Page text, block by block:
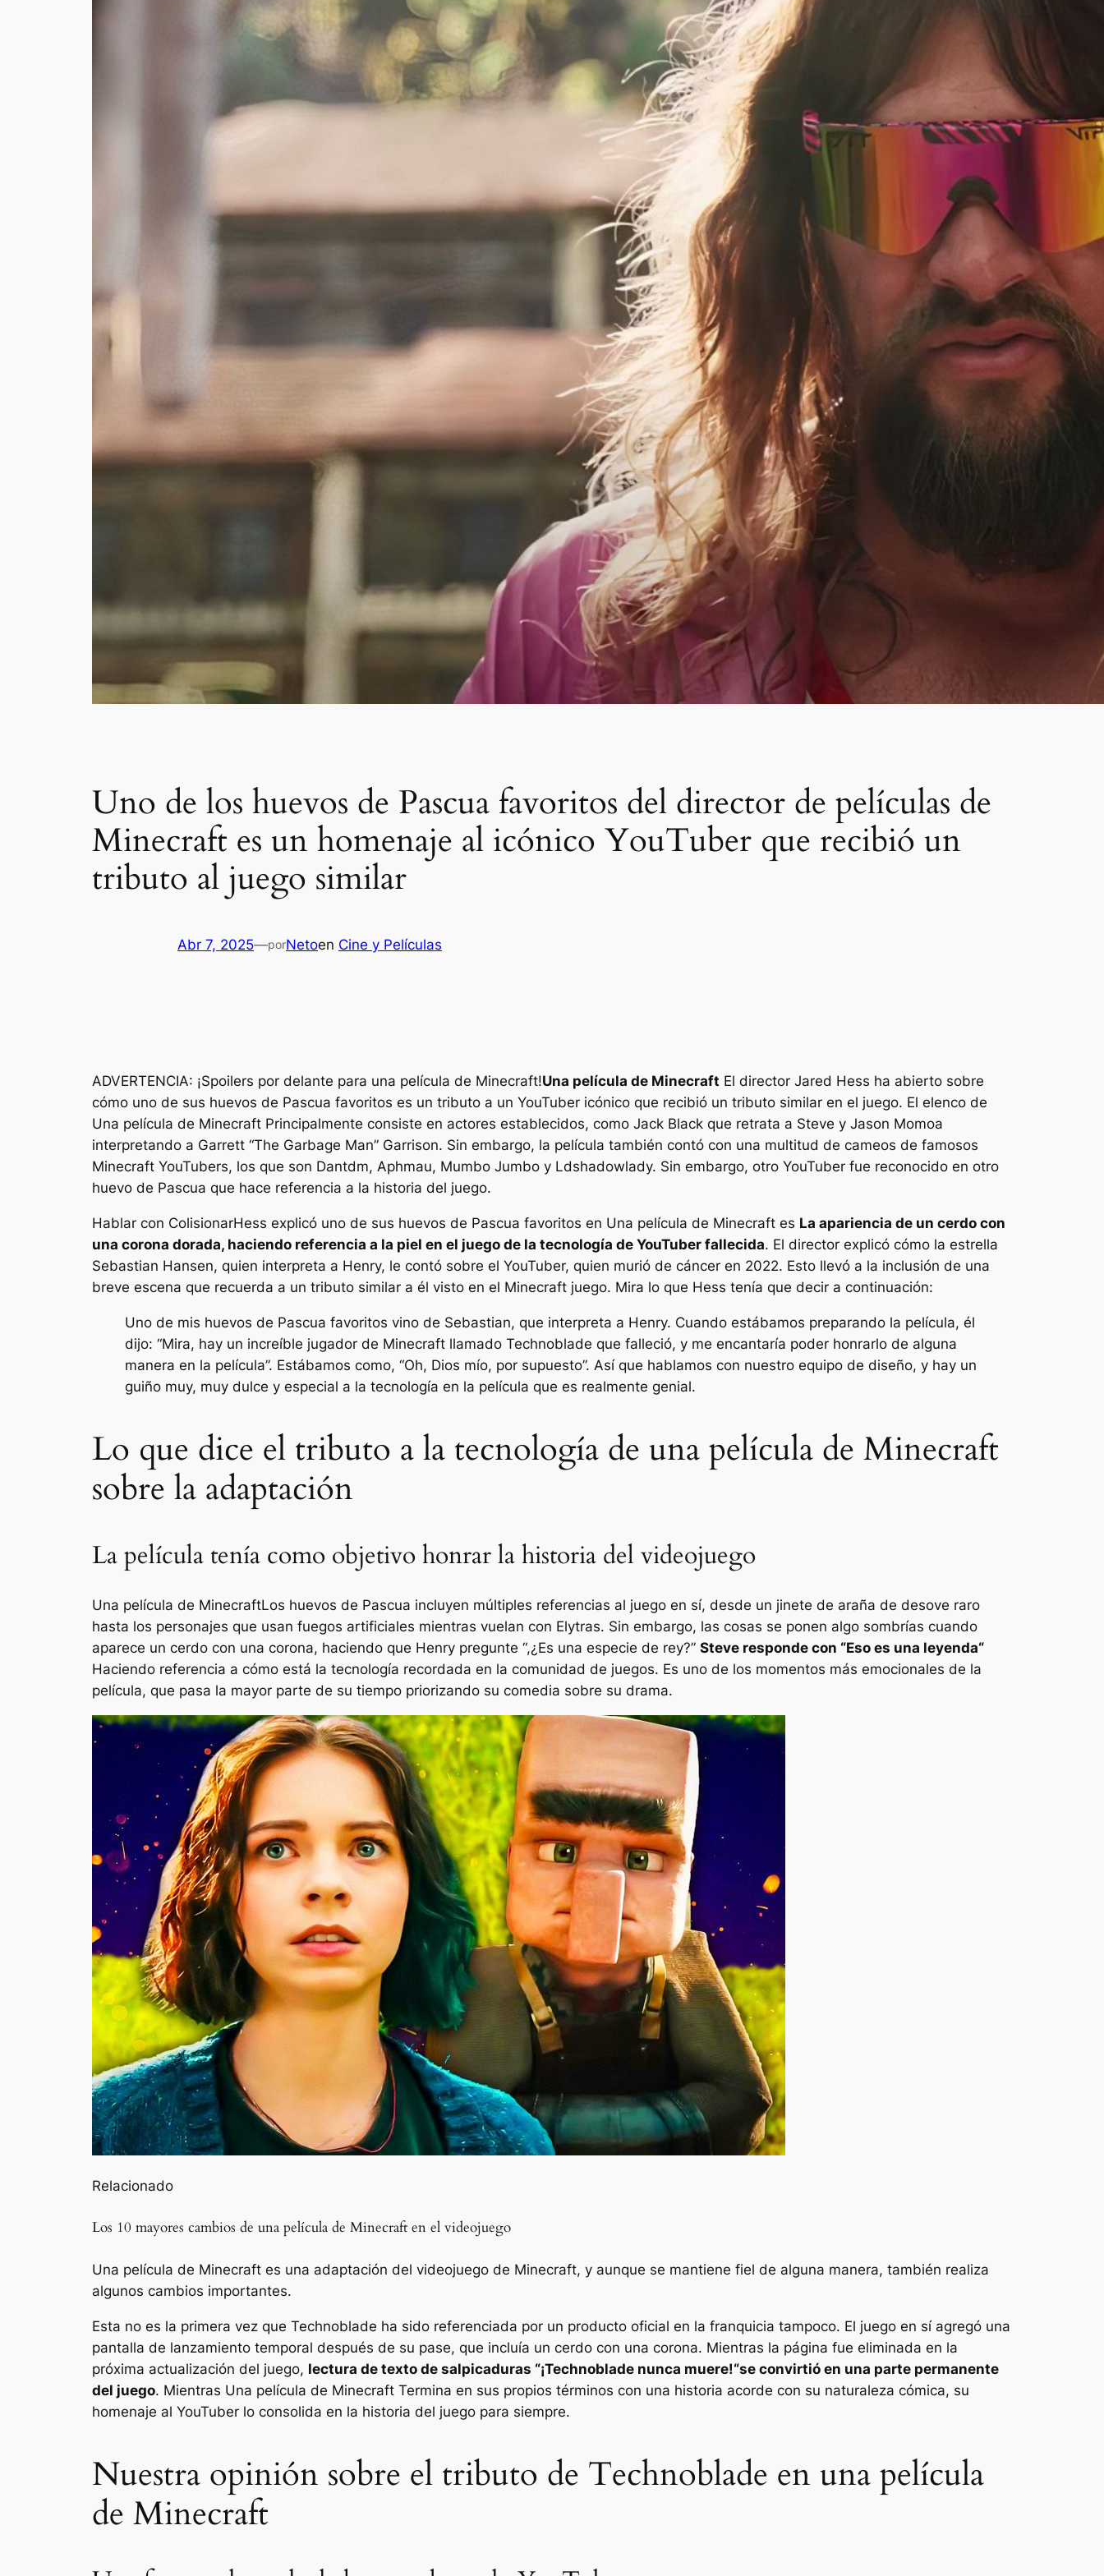
Uno de los huevos de Pascua favoritos del director de películas de
Minecraft es un homenaje al icónico YouTuber que recibió un
tributo al juego similar
Abr 7, 2025—porNetoen Cine y Películas
ADVERTENCIA: ¡Spoilers por delante para una película de Minecraft!Una película de Minecraft El director Jared Hess ha abierto sobre
cómo uno de sus huevos de Pascua favoritos es un tributo a un YouTuber icónico que recibió un tributo similar en el juego. El elenco de
Una película de Minecraft Principalmente consiste en actores establecidos, como Jack Black que retrata a Steve y Jason Momoa
interpretando a Garrett “The Garbage Man” Garrison. Sin embargo, la película también contó con una multitud de cameos de famosos
Minecraft YouTubers, los que son Dantdm, Aphmau, Mumbo Jumbo y Ldshadowlady. Sin embargo, otro YouTuber fue reconocido en otro
huevo de Pascua que hace referencia a la historia del juego.
Hablar con ColisionarHess explicó uno de sus huevos de Pascua favoritos en Una película de Minecraft es La apariencia de un cerdo con
una corona dorada, haciendo referencia a la piel en el juego de la tecnología de YouTuber fallecida. El director explicó cómo la estrella
Sebastian Hansen, quien interpreta a Henry, le contó sobre el YouTuber, quien murió de cáncer en 2022. Esto llevó a la inclusión de una
breve escena que recuerda a un tributo similar a él visto en el Minecraft juego. Mira lo que Hess tenía que decir a continuación:
Uno de mis huevos de Pascua favoritos vino de Sebastian, que interpreta a Henry. Cuando estábamos preparando la película, él
dijo: “Mira, hay un increíble jugador de Minecraft llamado Technoblade que falleció, y me encantaría poder honrarlo de alguna
manera en la película”. Estábamos como, “Oh, Dios mío, por supuesto”. Así que hablamos con nuestro equipo de diseño, y hay un
guiño muy, muy dulce y especial a la tecnología en la película que es realmente genial.
Lo que dice el tributo a la tecnología de una película de Minecraft
sobre la adaptación
La película tenía como objetivo honrar la historia del videojuego
Una película de MinecraftLos huevos de Pascua incluyen múltiples referencias al juego en sí, desde un jinete de araña de desove raro
hasta los personajes que usan fuegos artificiales mientras vuelan con Elytras. Sin embargo, las cosas se ponen algo sombrías cuando
aparece un cerdo con una corona, haciendo que Henry pregunte “,¿Es una especie de rey?” Steve responde con “Eso es una leyenda“
Haciendo referencia a cómo está la tecnología recordada en la comunidad de juegos. Es uno de los momentos más emocionales de la
película, que pasa la mayor parte de su tiempo priorizando su comedia sobre su drama.
Relacionado
Los 10 mayores cambios de una película de Minecraft en el videojuego
Una película de Minecraft es una adaptación del videojuego de Minecraft, y aunque se mantiene fiel de alguna manera, también realiza
algunos cambios importantes.
Esta no es la primera vez que Technoblade ha sido referenciada por un producto oficial en la franquicia tampoco. El juego en sí agregó una
pantalla de lanzamiento temporal después de su pase, que incluía un cerdo con una corona. Mientras la página fue eliminada en la
próxima actualización del juego, lectura de texto de salpicaduras “¡Technoblade nunca muere!“se convirtió en una parte permanente
del juego. Mientras Una película de Minecraft Termina en sus propios términos con una historia acorde con su naturaleza cómica, su
homenaje al YouTuber lo consolida en la historia del juego para siempre.
Nuestra opinión sobre el tributo de Technoblade en una película
de Minecraft